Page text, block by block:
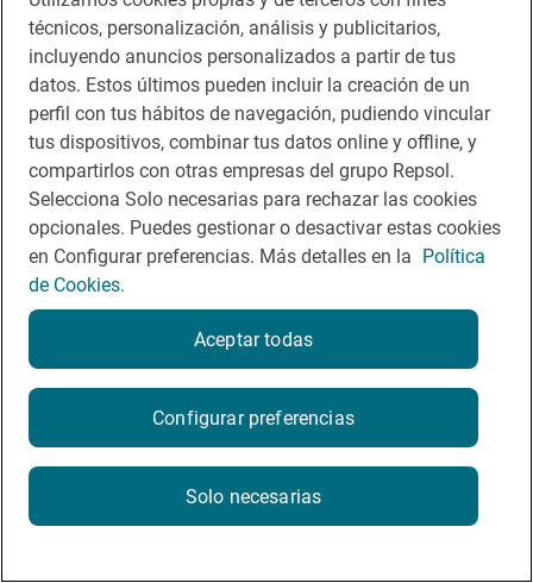
App Store Google Play
Guía Repsol
Comer
Viajar
Dormir
Enlaces
Contacto
Sala de prensa
Política de privacidad Política de cookies
Condiciones del servicio
técnicos, personalización, análisis y publicitarios,
incluyendo anuncios personalizados a partir de tus
datos. Estos últimos pueden incluir la creación de un
perfil con tus hábitos de navegación, pudiendo vincular
tus dispositivos, combinar tus datos online y offline, y
compartirlos con otras empresas del grupo Repsol.
Selecciona Solo necesarias para rechazar las cookies
opcionales. Puedes gestionar o desactivar estas cookies
en Configurar preferencias. Más detalles en la Política
de Cookies.
Configurar preferencias
Solo necesarias
Aceptar todas